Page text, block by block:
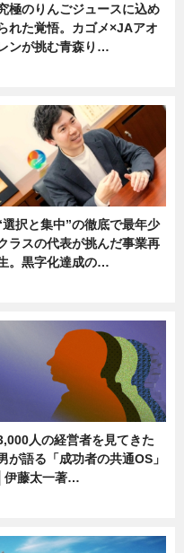
極のりんごジュースに込め
れた覚悟。カゴメ×JAアオ
ンが挑む青森り…
選択と集中”の徹底で最年少
ラスの代表が挑んだ事業再
。黒字化達成の…
人の経営者を見てきた
が語る「成功者の共通OS」
│伊藤太一著…